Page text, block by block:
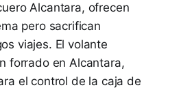
Alcantara, ofrecen
pero sacrifican
viajes. El volante
forrado en Alcantara,
el control de la caja de